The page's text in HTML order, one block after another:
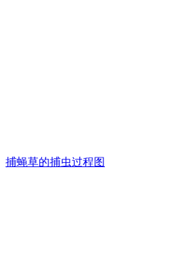
捕蝇草的捕虫过程图